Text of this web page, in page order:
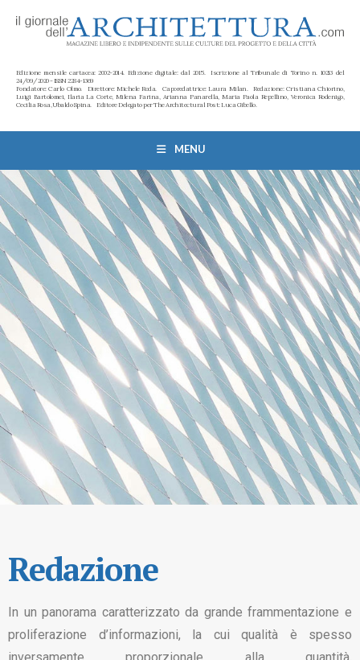
Edizione mensile cartacea: 2002-2014. Edizione digitale: dal 2015. Iscrizione al Tribunale di Torino n. 10213 del
24/09/2020 - ISSN 2284-1369
Fondatore: Carlo Olmo. Direttore: Michele Roda. Caporedattrice: Laura Milan. Redazione: Cristiana Chiorino,
Luigi Bartolomei, Ilaria La Corte, Milena Farina, Arianna Panarella, Maria Paola Repellino, Veronica Rodenigo,
Cecilia Rosa, Ubaldo Spina. Editore Delegato per The Architectural Post: Luca Gibello.
MENU
Redazione
In un panorama caratterizzato da grande frammentazione e
proliferazione d’informazioni, la cui qualità è spesso